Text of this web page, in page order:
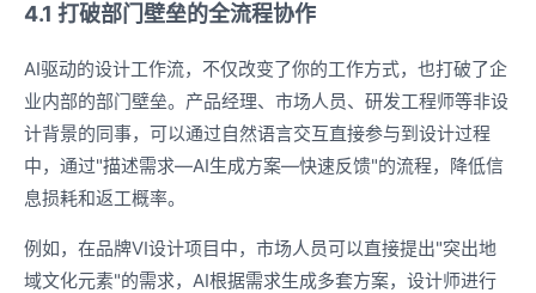
4.1 打破部门壁垒的全流程协作
AI驱动的设计工作流，不仅改变了你的工作方式，也打破了企
业内部的部门壁垒。产品经理、市场人员、研发工程师等非设
计背景的同事，可以通过自然语言交互直接参与到设计过程
中，通过"描述需求—AI生成方案—快速反馈"的流程，降低信
息损耗和返工概率。
例如，在品牌VI设计项目中，市场人员可以直接提出"突出地
域文化元素"的需求，AI根据需求生成多套方案，设计师进行